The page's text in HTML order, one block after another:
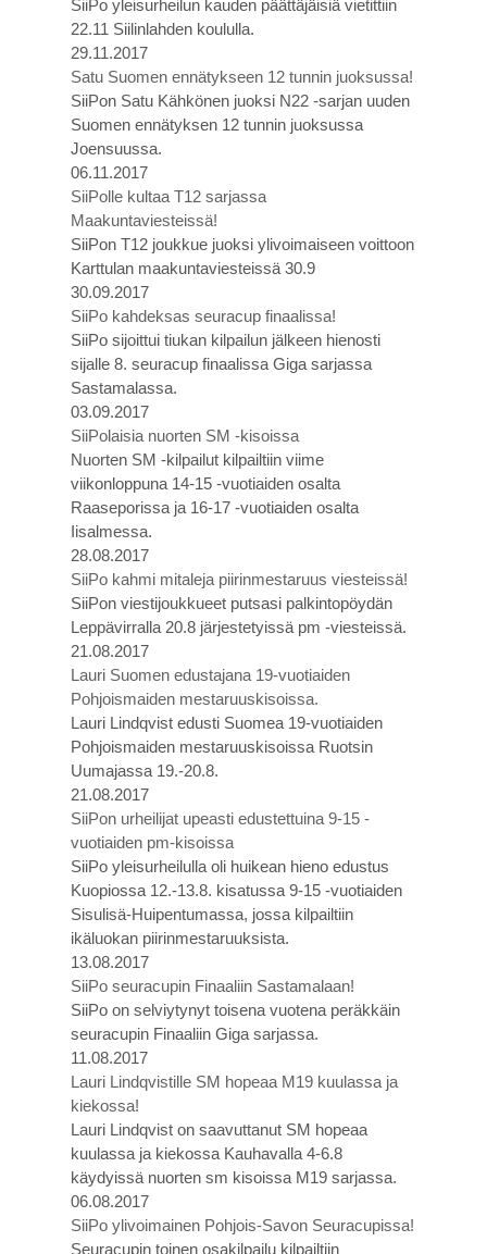
SiiPo yleisurheilun kauden päättäjäisiä vietittiin
22.11 Siilinlahden koululla.
29.11.2017
Satu Suomen ennätykseen 12 tunnin juoksussa!
SiiPon Satu Kähkönen juoksi N22 -sarjan uuden
Suomen ennätyksen 12 tunnin juoksussa
Joensuussa.
06.11.2017
SiiPolle kultaa T12 sarjassa
Maakuntaviesteissä!
SiiPon T12 joukkue juoksi ylivoimaiseen voittoon
Karttulan maakuntaviesteissä 30.9
30.09.2017
SiiPo kahdeksas seuracup finaalissa!
SiiPo sijoittui tiukan kilpailun jälkeen hienosti
sijalle 8. seuracup finaalissa Giga sarjassa
Sastamalassa.
03.09.2017
SiiPolaisia nuorten SM -kisoissa
Nuorten SM -kilpailut kilpailtiin viime
viikonloppuna 14-15 -vuotiaiden osalta
Raaseporissa ja 16-17 -vuotiaiden osalta
Iisalmessa.
28.08.2017
SiiPo kahmi mitaleja piirinmestaruus viesteissä!
SiiPon viestijoukkueet putsasi palkintopöydän
Leppävirralla 20.8 järjestetyissä pm -viesteissä.
21.08.2017
Lauri Suomen edustajana 19-vuotiaiden
Pohjoismaiden mestaruuskisoissa.
Lauri Lindqvist edusti Suomea 19-vuotiaiden
Pohjoismaiden mestaruuskisoissa Ruotsin
Uumajassa 19.-20.8.
21.08.2017
SiiPon urheilijat upeasti edustettuina 9-15 -
vuotiaiden pm-kisoissa
SiiPo yleisurheilulla oli huikean hieno edustus
Kuopiossa 12.-13.8. kisatussa 9-15 -vuotiaiden
Sisulisä-Huipentumassa, jossa kilpailtiin
ikäluokan piirinmestaruuksista.
13.08.2017
SiiPo seuracupin Finaaliin Sastamalaan!
SiiPo on selviytynyt toisena vuotena peräkkäin
seuracupin Finaaliin Giga sarjassa.
11.08.2017
Lauri Lindqvistille SM hopeaa M19 kuulassa ja
kiekossa!
Lauri Lindqvist on saavuttanut SM hopeaa
kuulassa ja kiekossa Kauhavalla 4-6.8
käydyissä nuorten sm kisoissa M19 sarjassa.
06.08.2017
SiiPo ylivoimainen Pohjois-Savon Seuracupissa!
Seuracupin toinen osakilpailu kilpailtiin